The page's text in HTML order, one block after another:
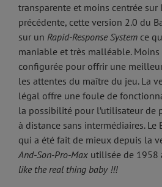
transparente et moins centrée sur
précédente, cette version 2.0 du
sur un Rapid-Response System ce
maniable et très malléable.
configurée pour offrir une
les attentes du maître du jeu. La
légal offre une foule de
la possibilité pour l’utilisateur de
à distance sans intermédiaires.
qui a été fait de mieux depuis la
And-Son-Pro-Max utilisée de 1958
like the real thing baby !!!